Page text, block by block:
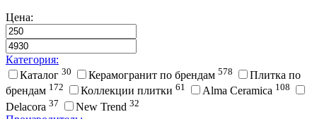
Цена:
Категория:
Каталог 30 Керамогранит по брендам 578
Плитка по
брендам 172 Коллекции плитки 61 Alma Ceramica 108
Delacora 37 New Trend 32